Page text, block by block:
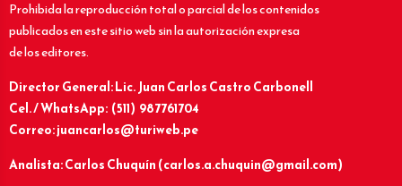
Prohibida la reproducción total o parcial de los contenidos
publicados en este sitio web sin la autorización expresa
de los editores.
Director General: Lic.Juan Carlos Castro Carbonell
Cel. / WhatsApp: (511) 987761704
Correo: juancarlos@turiweb.pe
Analista: Carlos Chuquín (carlos.a.chuquin@gmail.com)